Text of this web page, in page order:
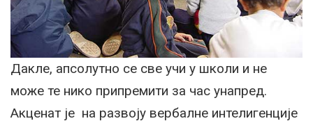
Дакле, апсолутно се све учи у школи и не
може те нико припремити за час унапред.
Акценат је на развоју вербалне интелигенције